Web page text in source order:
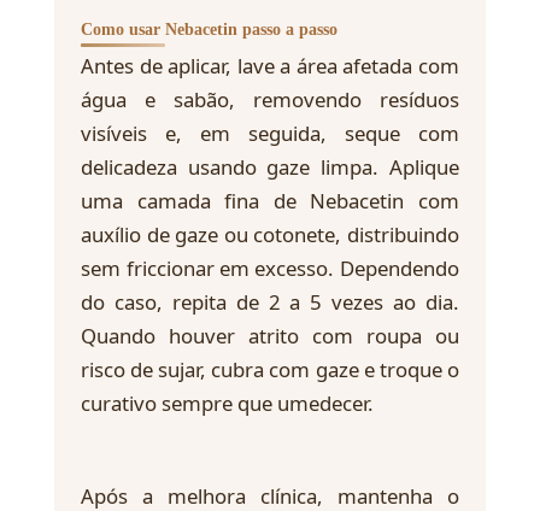
Como usar Nebacetin passo a passo
Antes de aplicar, lave a área afetada com
água e sabão, removendo resíduos
visíveis e, em seguida, seque com
delicadeza usando gaze limpa. Aplique
uma camada fina de Nebacetin com
auxílio de gaze ou cotonete, distribuindo
sem friccionar em excesso. Dependendo
do caso, repita de 2 a 5 vezes ao dia.
Quando houver atrito com roupa ou
risco de sujar, cubra com gaze e troque o
curativo sempre que umedecer.
Após a melhora clínica, mantenha o